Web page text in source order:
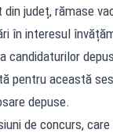
județ, rămase
în interesul
candidaturilor
pentru această
depuse.
de concurs,